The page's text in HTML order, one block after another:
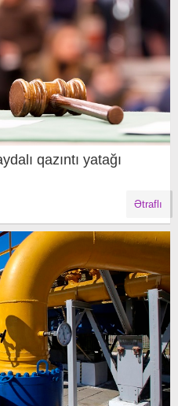
qazıntı yatağı
Ətraflı